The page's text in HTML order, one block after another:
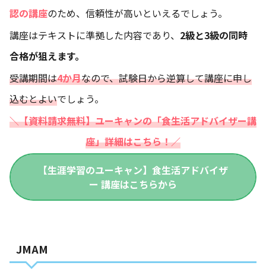
認の講座のため、信頼性が高いといえるでしょう。
講座はテキストに準拠した内容であり、 2級と3級の同時
合格が狙えます。
受講期間は4か月なので、試験日から逆算して講座に申し
込むとよいでしょう。
＼【資料請求無料】ユーキャンの「食生活アドバイザー講
座」詳細はこちら！／
【生涯学習のユーキャン】食生活アドバイザ
ー 講座はこちらから
JMAM